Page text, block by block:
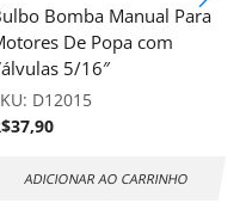
Bomba Manual Para
De Popa com
5/16″
D12015
37,90
ADICIONAR AO CARRINHO